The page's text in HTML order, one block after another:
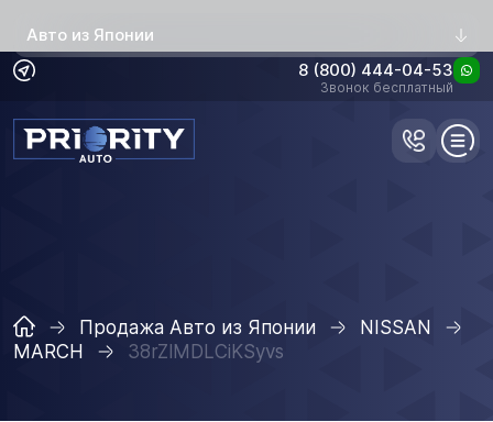
Авто из Японии
8 (800) 444-04-53
Звонок бесплатный
Продажа Авто из Японии
NISSAN
MARCH
38rZlMDLCiKSyvs